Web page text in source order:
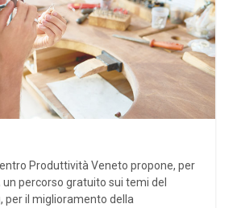
Produttività Veneto propone, per
percorso gratuito sui temi del
per il miglioramento della